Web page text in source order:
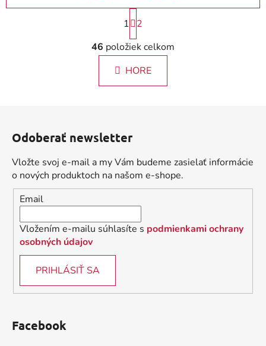
O
v
l
á
d
e
p
r
v
k
y
v
ý
S
t
r
á
n
k
e
1
2
46 položiek celkom
HORE
Odoberať newsletter
Vložte svoj e-mail a my Vám budeme zasielať informácie
o nových produktoch na našom e-shope.
Email
Vložením e-mailu súhlasíte s podmienkami ochrany
osobných údajov
PRIHLÁSIŤ SA
Facebook